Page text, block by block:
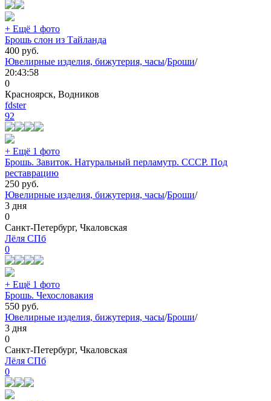
+ Ещё 1 фото
Брошь слон из Тайланда
400 руб.
Ювелирные изделия, бижутерия, часы/Броши/
20:43:58
0
Красноярск, Водников
fdster
92
+ Ещё 1 фото
Брошь. Завиток. Натуральный перламутр. СССР. Под
реставрацию
250 руб.
Ювелирные изделия, бижутерия, часы/Броши/
3 дня
0
Санкт-Петербург, Чкаловская
Лёля СПб
0
+ Ещё 1 фото
Брошь. Чехословакия
550 руб.
Ювелирные изделия, бижутерия, часы/Броши/
3 дня
0
Санкт-Петербург, Чкаловская
Лёля СПб
0